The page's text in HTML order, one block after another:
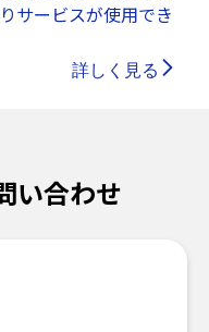
サービスが使用でき
詳しく見る
い合わせ